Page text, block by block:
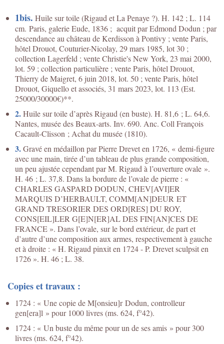
1bis. Huile sur toile (Rigaud et La Penaye ?). H. 142 ; L. 114
cm. Paris, galerie Eude, 1836 ; acquit par Edmond Dodun ; par
descendance au château de Kerdisson à Pontivy ; vente Paris,
hôtel Drouot, Couturier-Nicolay, 29 mars 1985, lot 30 ;
collection Lagerfeld ; vente Christie's New York, 23 mai 2000,
lot. 59 ; collection particulière ; vente Paris, hôtel Drouot,
Thierry de Maigret, 6 juin 2018, lot. 50 ; vente Paris, hôtel
Drouot, Giquello et associés, 31 mars 2023, lot. 113 (Est.
25000/30000€)**.
2.Huile sur toile d’après Rigaud (en buste). H. 81,6 ; L. 64,6.
Nantes, musée des Beaux-arts. Inv. 690. Anc. Coll François
Cacault-Clisson ; Achat du musée (1810).
3.Gravé en médaillon par Pierre Drevet en 1726, « demi-figure
avec une main, tirée d’un tableau de plus grande composition,
un peu ajustée cependant par M. Rigaud à l’ouverture ovale ».
H. 46 ; L. 37,8. Dans la bordure de l’ovale de pierre : «
CHARLES GASPARD DODUN, CHEV[AVI]ER
MARQUIS D’HERBAULT, COMM[AN]DEUR ET
GRAND TRESORIER DES ORD[RES] DU ROY,
CONS[EIL]LER G[E]N[ER]AL DES FIN[AN]CES DE
FRANCE ». Dans l’ovale, sur le bord extérieur, de part et
d’autre d’une composition aux armes, respectivement à gauche
et à droite : « H. Rigaud pinxit en 1724 - P. Drevet sculpsit en
1726 ». H. 46 ; L. 38.
Copies et travaux :
1724 : « Une copie de M[onsieu]r Dodun, controlleur
gen[era]l » pour 1000 livres (ms. 624, f°42).
1724 : « Un buste du même pour un de ses amis » pour 300
livres (ms. 624, f°42).